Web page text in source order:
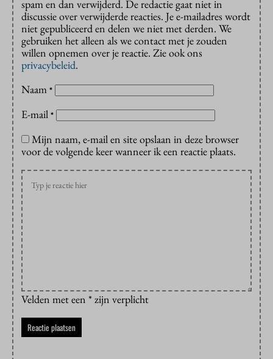
spam en dan verwijderd. De redactie gaat niet in
discussie over verwijderde reacties. Je e-mailadres wordt
niet gepubliceerd en delen we niet met derden. We
gebruiken het alleen als we contact met je zouden
willen opnemen over je reactie. Zie ook ons
privacybeleid.
Naam *
E-mail *
Mijn naam, e-mail en site opslaan in deze browser
voor de volgende keer wanneer ik een reactie plaats.
Velden met een * zijn verplicht